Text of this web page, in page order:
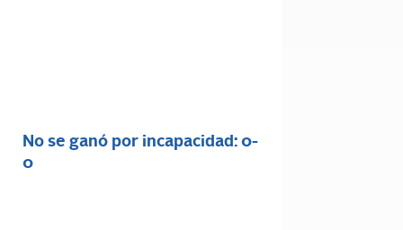
No se ganó por incapacidad: 0-
0